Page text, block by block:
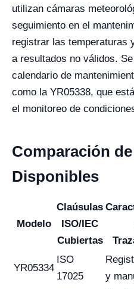
utilizan cámaras
seguimiento en el
registrar las temperaturas
a resultados no válidos.
calendario de
como la YR05338, que
el monitoreo de
Comparación
Disponibles
Modelo
Claúsulas
ISO/IEC
Cubiertas
YR05334
ISO
17025
y